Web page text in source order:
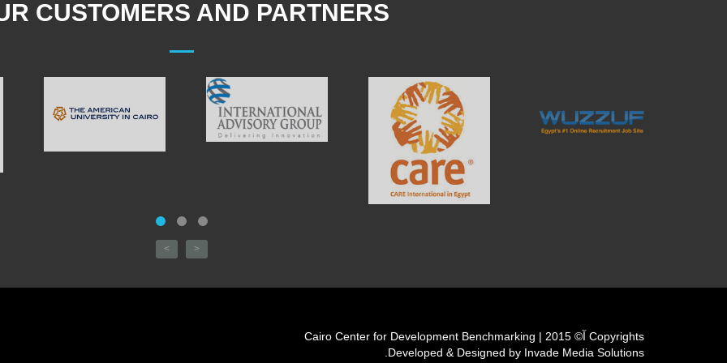
CUSTOMERS AND PARTNERS
< >
Copyrights آ© 2015 | Cairo Center for Development Benchmarking
Developed & Designed by Invade Media Solutions.